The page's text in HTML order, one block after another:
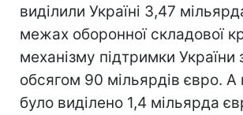
виділили Україні 3,47
межах оборонної складової
механізму підтримки України
обсягом 90 мільярдів євро.
було виділено 1,4 мільярда